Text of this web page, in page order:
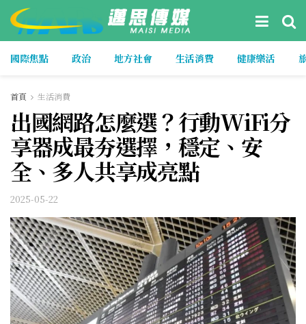
國際焦點 政治 地方社會 生活消費 健康樂活
首頁 生活消費
出國網路怎麼選？行動WiFi分
享器成最夯選擇，穩定、安
全、多人共享成亮點
2025-05-22